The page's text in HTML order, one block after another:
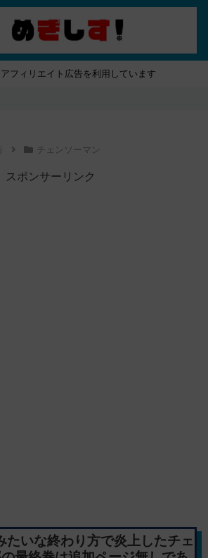
フィリエイト広告を利用しています
チェンソーマン
スポンサーリンク
たいな終わり方で炎上したチェ